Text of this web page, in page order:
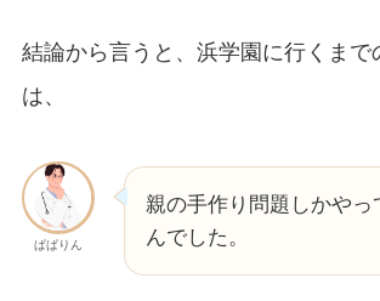
結論から言うと、浜学園に行くまで
は、
ぱぱりん
親の手作り問題しかやっ
んでした。